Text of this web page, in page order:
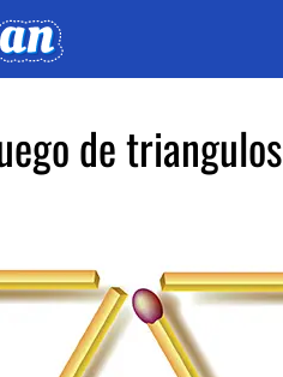
de triangulos